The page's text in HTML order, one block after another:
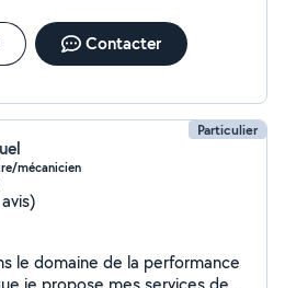
Contacter
Particulier
mécanicien